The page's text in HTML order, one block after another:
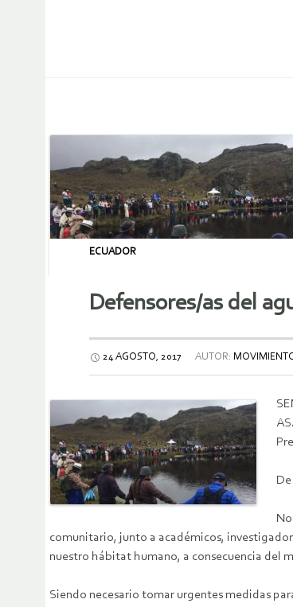
ECUADOR
Defensores/as del
24 AGOSTO, 2017 AUTOR:
comunitario, junto a académicos,
nuestro hábitat humano, a consecuencia del
Siendo necesario tomar urgentes medidas